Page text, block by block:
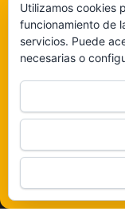
consentimiento puede
funciones.
Funciona
Utilizamos cookies
funcionamiento de
servicios. Puede
necesarias o